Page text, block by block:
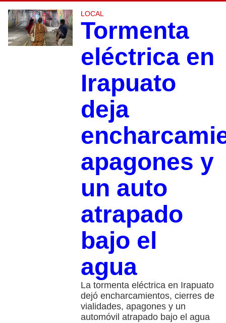
LOCAL
Tormenta
eléctrica en
Irapuato
deja
apagones y
un auto
atrapado
bajo el
agua
La tormenta eléctrica en Irapuato
dejó encharcamientos, cierres de
vialidades, apagones y un
automóvil atrapado bajo el agua